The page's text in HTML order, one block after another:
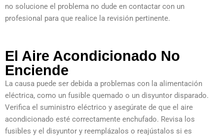
no solucione el problema no dude en contactar con un
profesional para que realice la revisión pertinente.
El Aire Acondicionado No
Enciende
La causa puede ser debida a problemas con la alimentación
eléctrica, como un fusible quemado o un disyuntor disparado.
Verifica el suministro eléctrico y asegúrate de que el aire
acondicionado esté correctamente enchufado. Revisa los
fusibles y el disyuntor y reemplázalos o reajústalos si es